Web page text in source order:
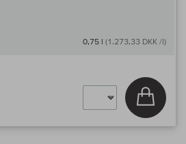
0,75 l (1.273,33 DKK /l)
Læg i